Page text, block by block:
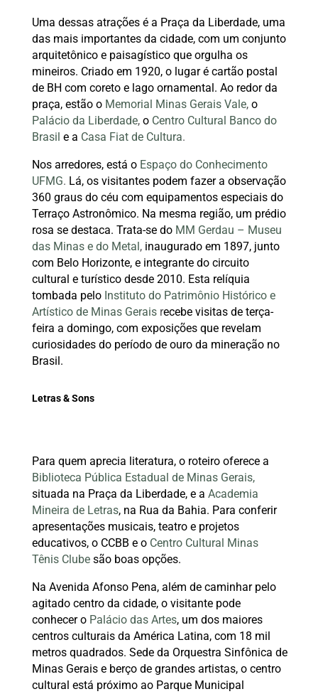
Uma dessas atrações é a Praça da Liberdade, uma
das mais importantes da cidade, com um conjunto
arquitetônico e paisagístico que orgulha os
mineiros. Criado em 1920, o lugar é cartão postal
de BH com coreto e lago ornamental. Ao redor da
praça, estão o Memorial Minas Gerais Vale, o
Palácio da Liberdade, o Centro Cultural Banco do
Brasil e a Casa Fiat de Cultura.
Nos arredores, está o Espaço do Conhecimento
UFMG. Lá, os visitantes podem fazer a observação
360 graus do céu com equipamentos especiais do
Terraço Astronômico. Na mesma região, um prédio
rosa se destaca. Trata-se do MM Gerdau – Museu
das Minas e do Metal, inaugurado em 1897, junto
com Belo Horizonte, e integrante do circuito
cultural e turístico desde 2010. Esta relíquia
tombada pelo Instituto do Patrimônio Histórico e
Artístico de Minas Geraisrecebe visitas de terça-
feira a domingo, com exposições que revelam
curiosidades do período de ouro da mineração no
Brasil.
Letras & Sons
Para quem aprecia literatura, o roteiro oferece a
Biblioteca Pública Estadual de Minas Gerais,
situada na Praça da Liberdade, e a Academia
Mineira de Letras, na Rua da Bahia. Para conferir
apresentações musicais, teatro e projetos
educativos, o CCBB e o Centro Cultural Minas
Tênis Clubesão boas opções.
Na Avenida Afonso Pena, além de caminhar pelo
agitado centro da cidade, o visitante pode
conhecer o Palácio das Artes, um dos maiores
centros culturais da América Latina, com 18 mil
metros quadrados. Sede da Orquestra Sinfônica de
Minas Gerais e berço de grandes artistas, o centro
cultural está próximo ao Parque Municipal